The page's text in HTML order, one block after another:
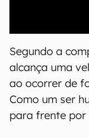
Segundo a
alcança uma
ao ocorrer de
Como um ser
para frente por